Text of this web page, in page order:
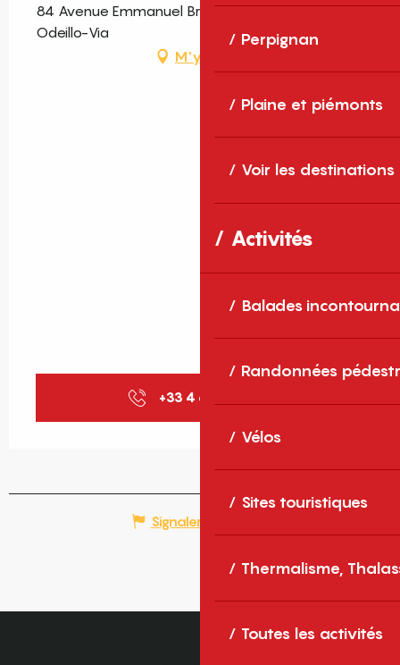
Perpignan
Plaine et piémonts
Voir les destinations
Activités
Balades
Randonnées
Vélos
Sites touristiques
Thermalisme,
Toutes les activités
84 Avenue Emmanuel Brousse, Font-Romeu-
Odeillo-Via
M'y rendre
+33 4 68 30 68
Signaler une erreur